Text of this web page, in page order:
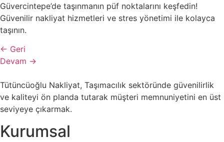
Güvercintepe’de taşınmanın püf noktalarını keşfedin!
Güvenilir nakliyat hizmetleri ve stres yönetimi ile kolayca
taşının.
← Geri
Devam →
Tütüncüoğlu Nakliyat, Taşımacılık sektöründe güvenilirlik
ve kaliteyi ön planda tutarak müşteri memnuniyetini en üst
seviyeye çıkarmak.
Kurumsal